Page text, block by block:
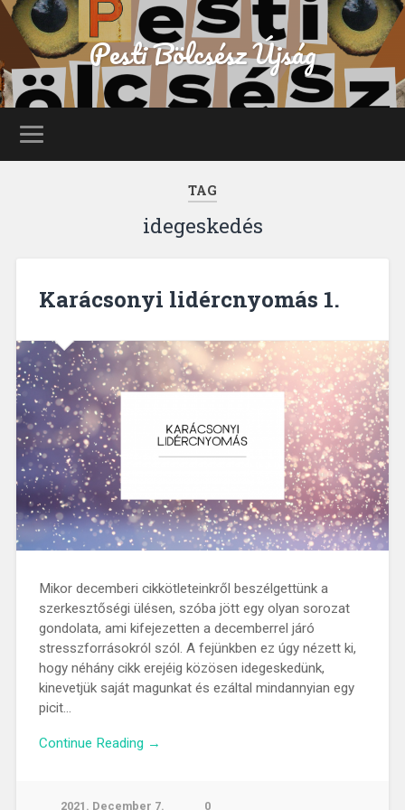
Pesti Bölcsész Újság
TAG
idegeskedés
Karácsonyi lidércnyomás 1.
Mikor decemberi cikkötleteinkről beszélgettünk a
szerkesztőségi ülésen, szóba jött egy olyan sorozat
gondolata, ami kifejezetten a decemberrel járó
stresszforrásokról szól. A fejünkben ez úgy nézett ki,
hogy néhány cikk erejéig közösen idegeskedünk,
kinevetjük saját magunkat és ezáltal mindannyian egy
picit…
Continue Reading →
2021. December 7. 0